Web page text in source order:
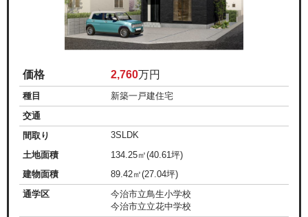
価格 2,760万円
種目
新築一戸建住宅
交通
間取り
3SLDK
土地面積
134.25㎡(40.61坪)
建物面積
89.42㎡(27.04坪)
通学区
今治市立鳥生小学校
今治市立立花中学校